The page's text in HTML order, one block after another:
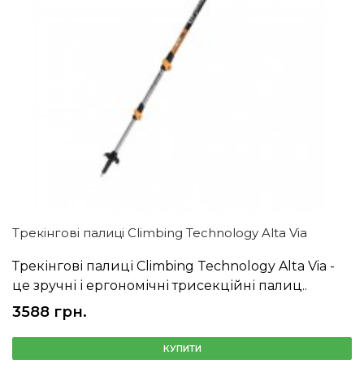
Трекінгові палиці Climbing Technology Alta Via
Трекінгові палиці Climbing Technology Alta Via -
це зручні і ергономічні трисекційні палиц..
3588 грн.
КУПИТИ